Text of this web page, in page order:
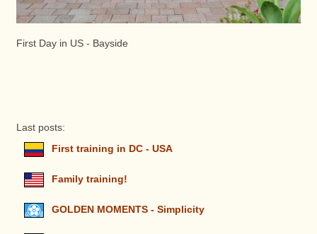
First Day in US - Bayside
Last posts:
First training in DC - USA
Family training!
GOLDEN MOMENTS - Simplicity